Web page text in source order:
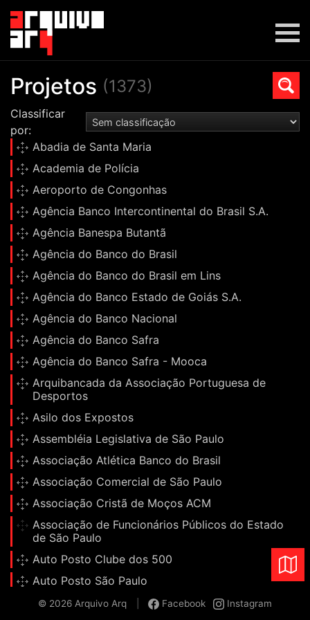
Projetos (1373)
Classificar
por:
Abadia de Santa Maria
Academia de Polícia
Aeroporto de Congonhas
Agência Banco Intercontinental do Brasil S.A.
Agência Banespa Butantã
Agência do Banco do Brasil
Agência do Banco do Brasil em Lins
Agência do Banco Estado de Goiás S.A.
Agência do Banco Nacional
Agência do Banco Safra
Agência do Banco Safra - Mooca
Arquibancada da Associação Portuguesa de
Desportos
Asilo dos Expostos
Assembléia Legislativa de São Paulo
Associação Atlética Banco do Brasil
Associação Comercial de São Paulo
Associação Cristã de Moços ACM
Associação de Funcionários Públicos do Estado
de São Paulo
Auto Posto Clube dos 500
Auto Posto São Paulo
Balneário de Águas da Prata
© 2026 Arquivo Arq Facebook Instagram